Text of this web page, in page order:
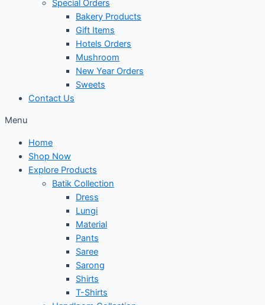
Special Orders
Bakery Products
Gift Items
Hotels Orders
Mushroom
New Year Orders
Sweets
Contact Us
Menu
Home
Shop Now
Explore Products
Batik Collection
Dress
Lungi
Material
Pants
Saree
Sarong
Shirts
T-Shirts